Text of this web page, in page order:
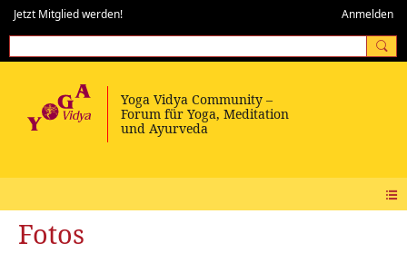
Jetzt Mitglied werden! Anmelden
Fotos